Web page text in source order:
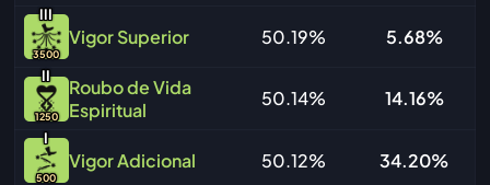
III
3500
Vigor Superior 50.19% 5.68%
II
1250
Roubo de Vida
Espiritual
50.14% 14.16%
I
500
Vigor Adicional 50.12% 34.20%